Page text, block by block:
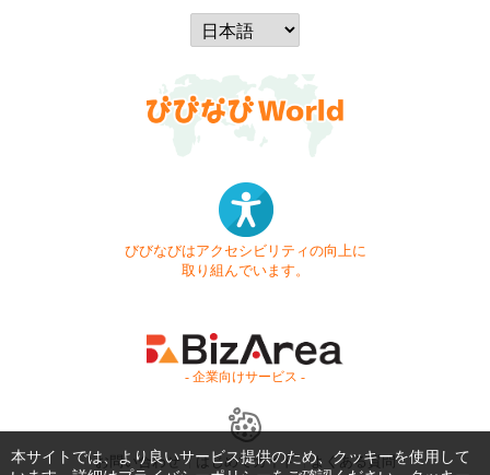
びびなびはアクセシビリティの向上に
取り組んでいます。
- 企業向けサービス -
お問い合わせ はじめてガイド よくある質問
本サイトでは、より良いサービス提供のため、クッキーを使用して